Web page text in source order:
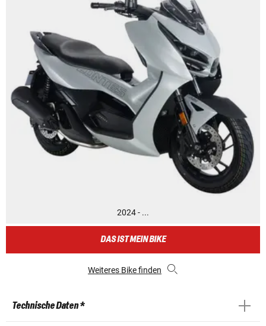
2024 - ...
DAS IST MEIN BIKE
Weiteres Bike finden
Technische Daten *